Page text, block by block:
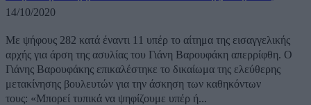
14/10/2020
Με ψήφους 282 κατά έναντι 11 υπέρ το αίτημα της εισαγγελικής
αρχής για άρση της ασυλίας του Γιάνη Βαρουφάκη απερρίφθη. Ο
Γιάνης Βαρουφάκης επικαλέστηκε το δικαίωμα της ελεύθερης
μετακίνησης βουλευτών για την άσκηση των καθηκόντων
τους: «Μπορεί τυπικά να ψηφίζουμε υπέρ ή...